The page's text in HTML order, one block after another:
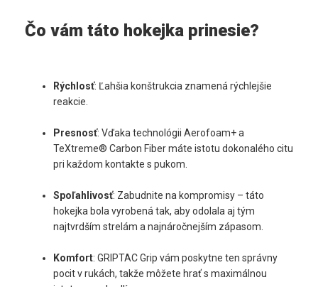
Čo vám táto hokejka prinesie?
Rýchlosť: Ľahšia konštrukcia znamená rýchlejšie
reakcie.
Presnosť: Vďaka technológii Aerofoam+ a
TeXtreme® Carbon Fiber máte istotu dokonalého citu
pri každom kontakte s pukom.
Spoľahlivosť: Zabudnite na kompromisy – táto
hokejka bola vyrobená tak, aby odolala aj tým
najtvrdším strelám a najnáročnejším zápasom.
Komfort: GRIPTAC Grip vám poskytne ten správny
pocit v rukách, takže môžete hrať s maximálnou